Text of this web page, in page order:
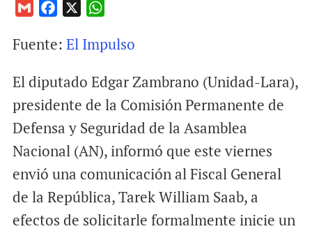
a
l
c
b
k
a
s
A
p
Fuente: El Impulso
El diputado Edgar Zambrano (Unidad-Lara),
presidente de la Comisión Permanente de
Defensa y Seguridad de la Asamblea
Nacional (AN), informó que este viernes
envió una comunicación al Fiscal General
de la República, Tarek William Saab, a
efectos de solicitarle formalmente inicie un